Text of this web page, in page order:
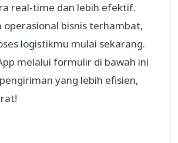
real-time dan lebih efektif.
operasional bisnis terhambat,
logistikmu mulai sekarang.
melalui formulir di bawah ini
yang lebih efisien,